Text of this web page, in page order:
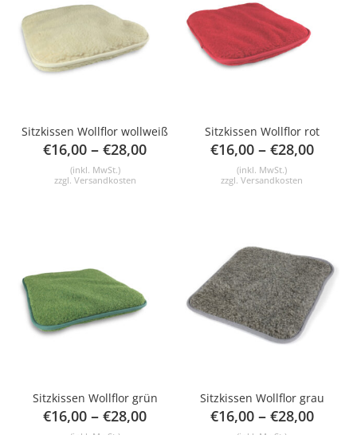
Sitzkissen Wollflor wollweiß
€16,00 –€28,00
(inkl. MwSt.)
zzgl. Versandkosten
Sitzkissen Wollflor rot
€16,00– €28,00
(inkl. MwSt.)
zzgl.Versandkosten
Sitzkissen Wollflor grün
€16,00 –€28,00
Sitzkissen Wollflor grau
€16,00– €28,00